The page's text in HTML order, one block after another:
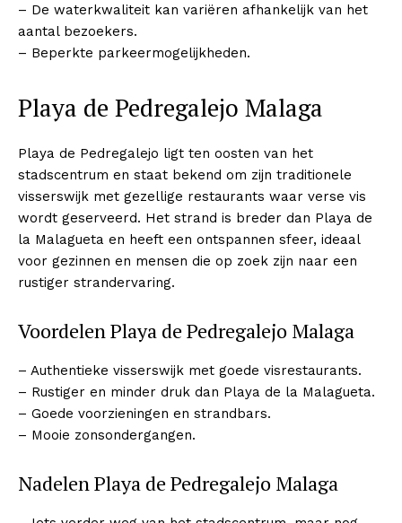
– De waterkwaliteit kan variëren afhankelijk van het
aantal bezoekers.
– Beperkte parkeermogelijkheden.
Playa de Pedregalejo Malaga
Playa de Pedregalejo ligt ten oosten van het
stadscentrum en staat bekend om zijn traditionele
visserswijk met gezellige restaurants waar verse vis
wordt geserveerd. Het strand is breder dan Playa de
la Malagueta en heeft een ontspannen sfeer, ideaal
voor gezinnen en mensen die op zoek zijn naar een
rustiger strandervaring.
Voordelen Playa de Pedregalejo Malaga
– Authentieke visserswijk met goede visrestaurants.
– Rustiger en minder druk dan Playa de la Malagueta.
– Goede voorzieningen en strandbars.
– Mooie zonsondergangen.
Nadelen Playa de Pedregalejo Malaga